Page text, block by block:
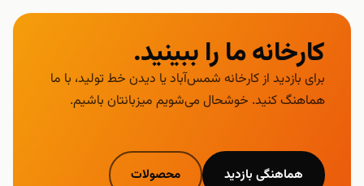
کارخانه ما را ببینید.
برای بازدید از کارخانه شمس‌آباد یا دیدن خط تولید، با ما
هماهنگ کنید. خوشحال می‌شویم میزبانتان باشیم.
هماهنگی بازدید محصولات